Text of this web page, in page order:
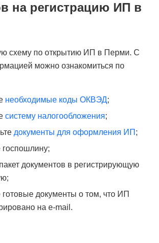
на регистрацию ИП в
схему по открытию ИП в Перми. С
можно ознакомиться по
необходимые коды ОКВЭД;
систему налогообложения;
документы для оформления ИП ;
госпошлину;
документов в регистрирующую
готовые документы о том, что ИП
на e-mail.